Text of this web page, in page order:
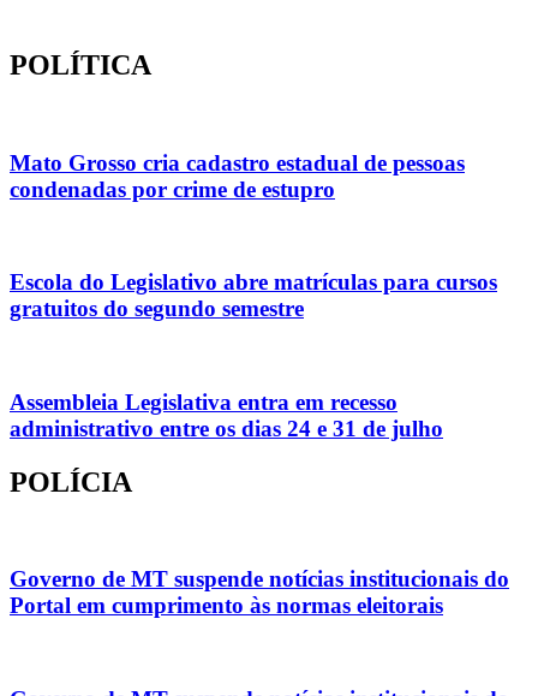
POLÍTICA
Mato Grosso cria cadastro estadual de pessoas
condenadas por crime de estupro
Escola do Legislativo abre matrículas para cursos
gratuitos do segundo semestre
Assembleia Legislativa entra em recesso
administrativo entre os dias 24 e 31 de julho
POLÍCIA
Governo de MT suspende notícias institucionais do
Portal em cumprimento às normas eleitorais